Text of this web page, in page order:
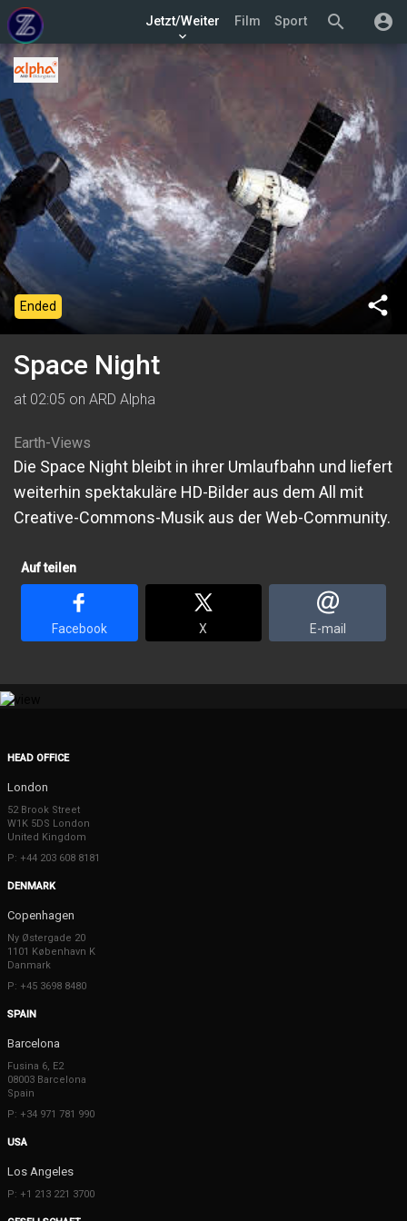
search account_circle
Jetzt/Weiter
keyboard_arrow_down
Film Sport
share
Ended
Space Night
at 02:05 on ARD Alpha
Earth-Views
Die Space Night bleibt in ihrer Umlaufbahn und liefert
weiterhin spektakuläre HD-Bilder aus dem All mit
Creative-Commons-Musik aus der Web-Community.
Auf teilen
Facebook X E-mail
HEAD OFFICE
London
52 Brook Street
W1K 5DS London
United Kingdom
P: +44 203 608 8181
DENMARK
Copenhagen
Ny Østergade 20
1101 København K
Danmark
P: +45 3698 8480
SPAIN
Barcelona
Fusina 6, E2
08003 Barcelona
Spain
P: +34 971 781 990
USA
Los Angeles
P: +1 213 221 3700